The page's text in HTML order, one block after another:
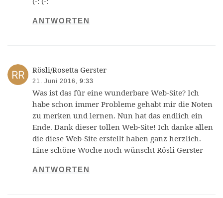
ANTWORTEN
Rösli/Rosetta Gerster
21. Juni 2016, 9:33
Was ist das für eine wunderbare Web-Site? Ich
habe schon immer Probleme gehabt mir die Noten
zu merken und lernen. Nun hat das endlich ein
Ende. Dank dieser tollen Web-Site! Ich danke allen
die diese Web-Site erstellt haben ganz herzlich.
Eine schöne Woche noch wünscht Rösli Gerster
ANTWORTEN